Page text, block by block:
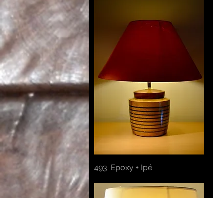
Aperçu rapide
493. Epoxy + Ipé